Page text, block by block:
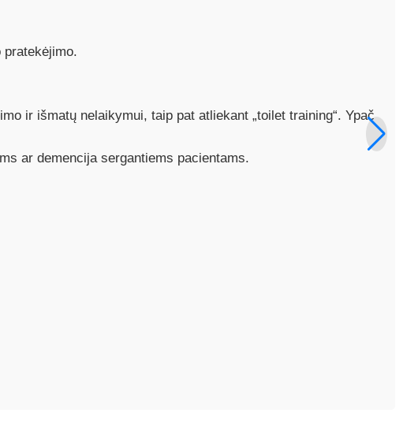
ir išmatų nelaikymui, taip pat atliekant „toilet training“. Ypač
ar demencija sergantiems pacientams.